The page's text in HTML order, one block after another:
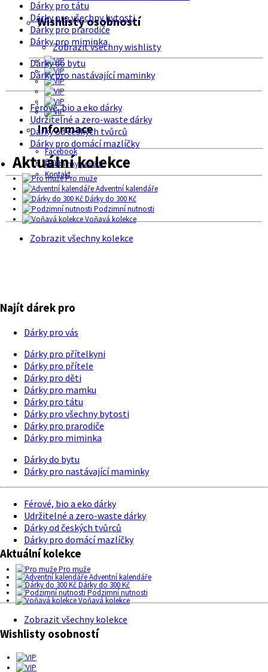
Wishlisty osobností
Zobrazit všechny wishlisty
Informace
Facebook
O nás
Podmínky použití
Kontakt
Dárky pro tátu
Dárky pro všechny bytosti
Dárky pro prarodiče
Dárky pro miminka
Dárky do bytu
Dárky pro nastávající maminky
Férové, bio a eko dárky
Udržitelné a zero-waste dárky
Dárky od českých tvůrců
Dárky pro domácí mazlíčky
Aktuální kolekce
Pro muže
Adventní kalendáře
Dárky do 300 Kč
Podzimní nutnosti
Voňavá kolekce
Zobrazit všechny kolekce
Najít dárek pro
Dárky pro vás
Dárky pro přítelkyni
Dárky pro přítele
Dárky pro děti
Dárky pro mamku
Dárky pro tátu
Dárky pro všechny bytosti
Dárky pro prarodiče
Dárky pro miminka
Dárky do bytu
Dárky pro nastávající maminky
Férové, bio a eko dárky
Udržitelné a zero-waste dárky
Dárky od českých tvůrců
Dárky pro domácí mazlíčky
Aktuální kolekce
Pro muže
Adventní kalendáře
Dárky do 300 Kč
Podzimní nutnosti
Voňavá kolekce
Zobrazit všechny kolekce
Wishlisty osobností